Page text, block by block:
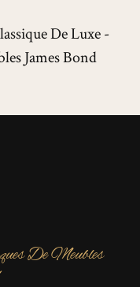
De Luxe -
James Bond
De Meubles